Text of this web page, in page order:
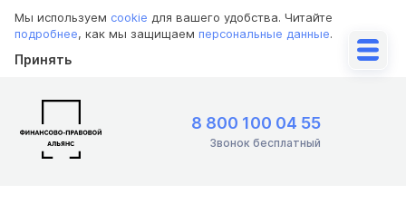
Мы используем cookie для вашего удобства. Читайте
подробнее, как мы защищаем персональные данные.
Принять
8 800 100 04 55
Звонок бесплатный